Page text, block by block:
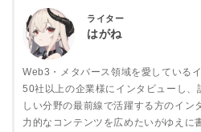
ライター
はがね
Web3・メタバース領域を愛している
50社以上の企業様にインタビューし
しい分野の最前線で活躍する方のイン
力的なコンテンツを広めたいがゆえに